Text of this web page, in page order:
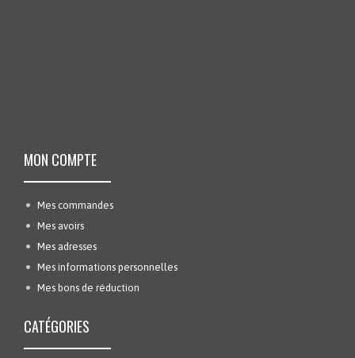
MON COMPTE
Mes commandes
Mes avoirs
Mes adresses
Mes informations personnelles
Mes bons de réduction
CATÉGORIES